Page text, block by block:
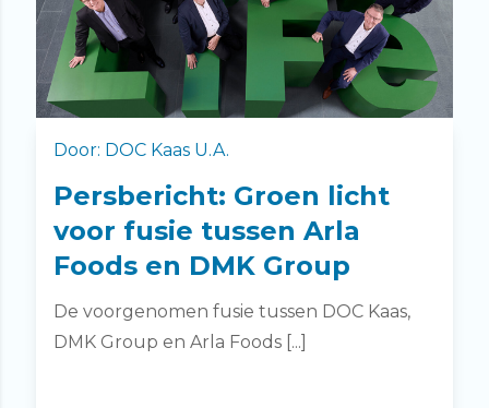
Door: DOC Kaas U.A.
Persbericht: Groen licht
voor fusie tussen Arla
Foods en DMK Group
De voorgenomen fusie tussen DOC Kaas,
DMK Group en Arla Foods [...]